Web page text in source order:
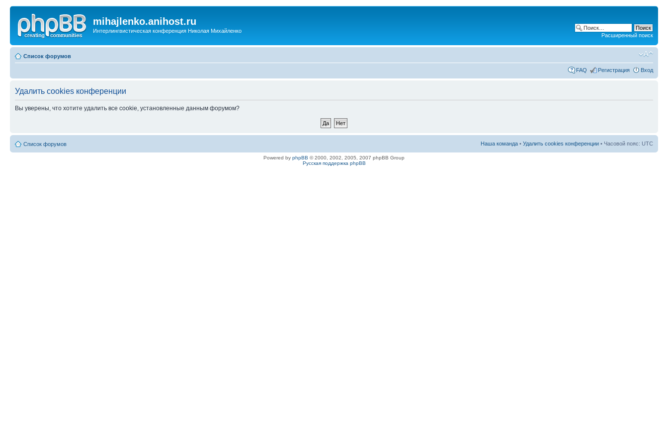
mihajlenko.anihost.ru
Интерлингвистическая конференция Николая Михайленко
Расширенный поиск
Список форумов
FAQ Регистрация Вход
Удалить cookies конференции
Вы уверены, что хотите удалить все cookie, установленные данным форумом?
Список форумов Наша команда • Удалить cookies конференции • Часовой пояс: UTC
Powered by phpBB © 2000, 2002, 2005, 2007 phpBB Group
Русская поддержка phpBB